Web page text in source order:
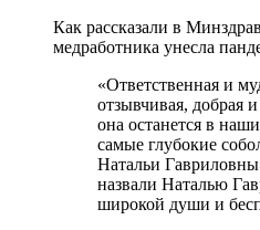
Как рассказали в
медработника унесла
«Ответственная и
отзывчивая, добрая
она останется в
самые глубокие
Натальи
назвали Наталью
широкой души и